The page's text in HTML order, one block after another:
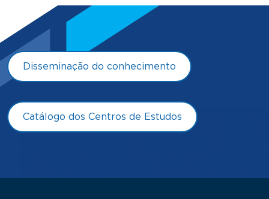
Disseminação do conhecimento
Catálogo dos Centros de Estudos